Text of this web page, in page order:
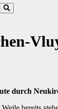
durch